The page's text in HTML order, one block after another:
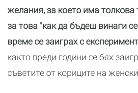
желания, за което има толкова
за това "как да бъдеш винаги
време се заиграх с
както преди години се бях
съветите от кориците на